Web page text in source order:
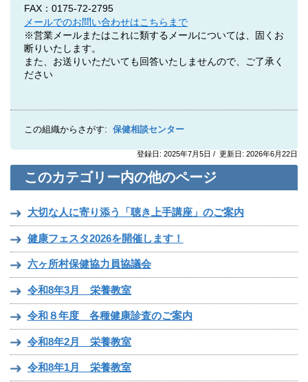
FAX：0175-72-2795
メールでのお問い合わせはこちらまで
※営業メールまたはこれに類するメールについては、固くお
断りいたします。
また、お送りいただいても回答いたしませんので、ご了承く
ださい
この組織からさがす: 保健相談センター
登録日: 2025年7月5日 / 更新日: 2026年6月22日
このカテゴリー内の他のページ
大切な人に寄り添う「聴き上手講座」のご案内
健康フェスタ2026を開催します！
六ヶ所村保健協力員協議会
令和8年3月 栄養教室
令和８年度 各種健康診査のご案内
令和8年2月 栄養教室
令和8年1月 栄養教室